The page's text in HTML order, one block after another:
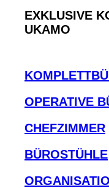
EXKLUSIVE
UKAMO
OPERATIVE
CHEFZIMMER
BÜROSTÜHLE